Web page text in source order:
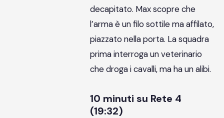
decapitato. Max scopre che
l’arma è un filo sottile ma affilato,
piazzato nella porta. La squadra
prima interroga un veterinario
che droga i cavalli, ma ha un alibi.
10 minuti su Rete 4
(19:32)